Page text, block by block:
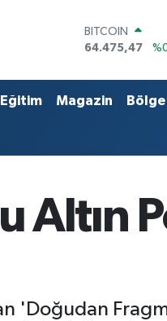
DOLAR
47,5971
55,1336
%0.18
STERLİN
64.475,47
Eğitim Magazin Bölge
Altın
'Doğudan